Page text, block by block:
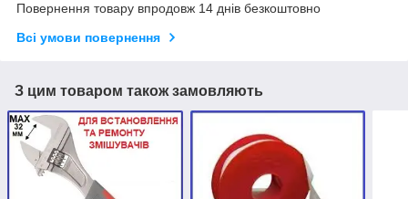
Повернення товару впродовж 14 днів безкоштовно
Всі умови повернення
З цим товаром також замовляють